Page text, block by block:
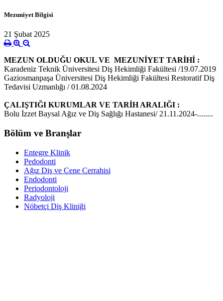
Mezuniyet Bilgisi
21 Şubat 2025
MEZUN OLDUĞU OKUL VE MEZUNİYET TARİHİ :
Karadeniz Teknik Üniversitesi Diş Hekimliği Fakültesi /19.07.2019
Gaziosmanpaşa Üniversitesi Diş Hekimliği Fakültesi Restoratif Diş
Tedavisi Uzmanlığı / 01.08.2024
ÇALIŞTIĞI KURUMLAR VE TARİH ARALIĞI :
Bolu İzzet Baysal Ağız ve Diş Sağlığı Hastanesi/ 21.11.2024-........
Bölüm ve Branşlar
Entegre Klinik
Pedodonti
Ağız Diş ve Çene Cerrahisi
Endodonti
Periodontoloji
Radyoloji
Nöbetçi Diş Kliniği